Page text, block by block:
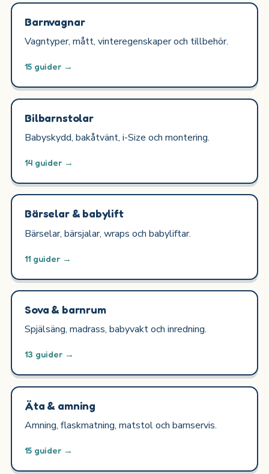
Barnvagnar
Vagntyper, mått, vinteregenskaper och tillbehör.
15 guider →
Bilbarnstolar
Babyskydd, bakåtvänt, i-Size och montering.
14 guider →
Bärselar & babylift
Bärselar, bärsjalar, wraps och babyliftar.
11 guider →
Sova & barnrum
Spjälsäng, madrass, babyvakt och inredning.
13 guider →
Äta & amning
Amning, flaskmatning, matstol och barnservis.
15 guider →